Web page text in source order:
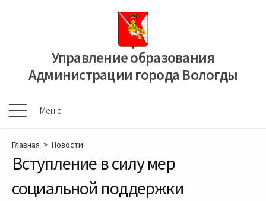
Управление образования
Администрации города Вологды
Меню
Меню
Главная > Новости
Вступление в силу мер
социальной поддержки